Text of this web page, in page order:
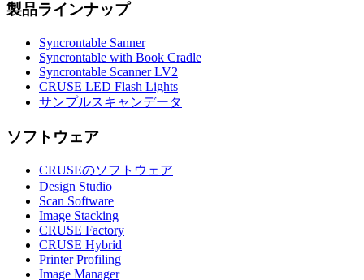
製品ラインナップ
Syncrontable Sanner
Syncrontable with Book Cradle
Syncrontable Scanner LV2
CRUSE LED Flash Lights
サンプルスキャンデータ
ソフトウェア
CRUSEのソフトウェア
Design Studio
Scan Software
Image Stacking
CRUSE Factory
CRUSE Hybrid
Printer Profiling
Image Manager